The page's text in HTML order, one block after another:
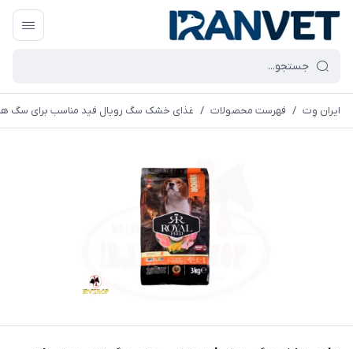
ایران وِت / فهرست محصولات / غذای خشک سگ رویال فید مناسب برای سگ های